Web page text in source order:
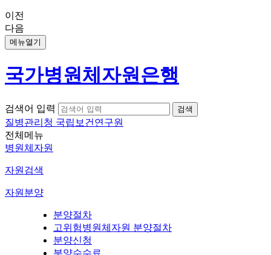
이전
다음
메뉴열기
국가병원체자원은행
검색어 입력
질병관리청 국립보건연구원
전체메뉴
병원체자원
자원검색
자원분양
분양절차
고위험병원체자원 분양절차
분양신청
분양수수료